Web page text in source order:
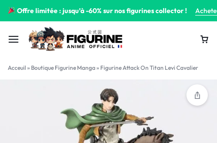
Offre limitée : jusqu’à -60% sur nos figurines collector !
Acceuil » Boutique Figurine Manga» Figurine Attack On Titan Levi Cavalier